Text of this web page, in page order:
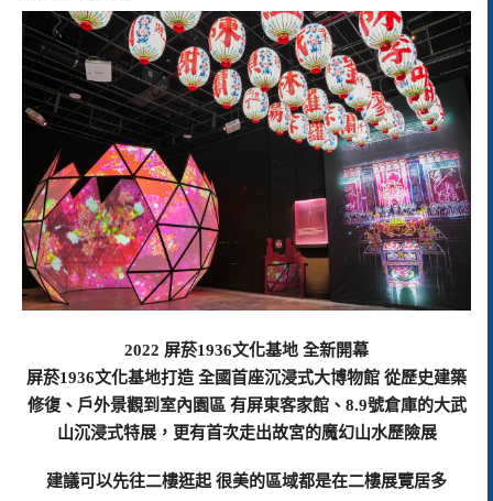
2022 屏菸1936文化基地 全新開幕
屏菸1936文化基地打造 全國首座沉浸式大博物館 從歷史建築
修復、戶外景觀到室內園區 有屏東客家館、8.9號倉庫的大武
山沉浸式特展，更有首次走出故宮的魔幻山水歷險展
建議可以先往二樓逛起 很美的區域都是在二樓展覽居多